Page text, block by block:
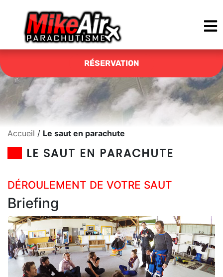
RÉSERVATION
Accueil / Le saut en parachute
LE SAUT EN PARACHUTE
DÉROULEMENT DE VOTRE SAUT
Briefing